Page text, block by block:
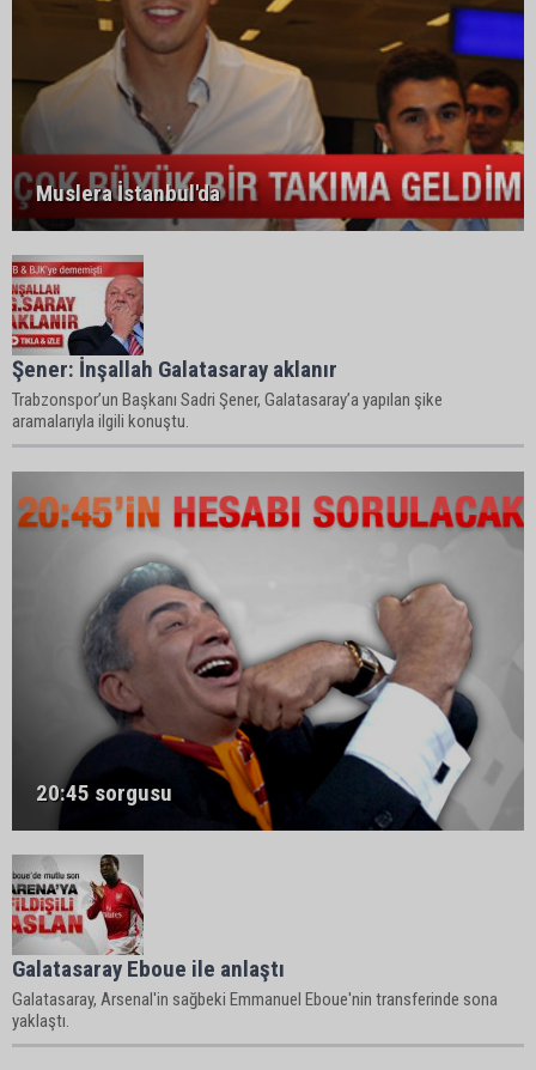
Muslera İstanbul'da
Şener: İnşallah Galatasaray aklanır
Trabzonspor’un Başkanı Sadri Şener, Galatasaray’a yapılan şike
aramalarıyla ilgili konuştu.
20:45 sorgusu
Galatasaray Eboue ile anlaştı
Galatasaray, Arsenal'in sağbeki Emmanuel Eboue'nin transferinde sona
yaklaştı.